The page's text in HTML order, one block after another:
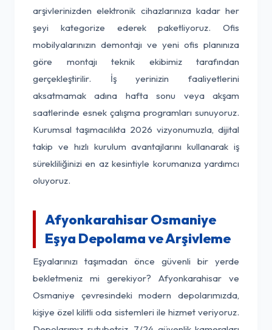
arşivlerinizden elektronik cihazlarınıza kadar her
şeyi kategorize ederek paketliyoruz. Ofis
mobilyalarınızın demontajı ve yeni ofis planınıza
göre montajı teknik ekibimiz tarafından
gerçekleştirilir. İş yerinizin faaliyetlerini
aksatmamak adına hafta sonu veya akşam
saatlerinde esnek çalışma programları sunuyoruz.
Kurumsal taşımacılıkta 2026 vizyonumuzla, dijital
takip ve hızlı kurulum avantajlarını kullanarak iş
sürekliliğinizi en az kesintiyle korumanıza yardımcı
oluyoruz.
Afyonkarahisar Osmaniye
Eşya Depolama ve Arşivleme
Eşyalarınızı taşımadan önce güvenli bir yerde
bekletmeniz mi gerekiyor? Afyonkarahisar ve
Osmaniye çevresindeki modern depolarımızda,
kişiye özel kilitli oda sistemleri ile hizmet veriyoruz.